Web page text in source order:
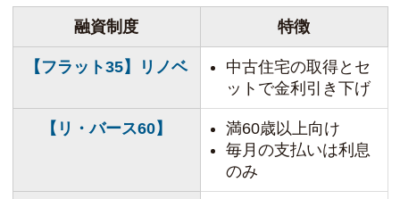
融資制度 特徴
【フラット35】リノベ
中古住宅の取得とセ
ットで金利引き下げ
【リ・バース60】
満60歳以上向け
毎月の支払いは利息
のみ